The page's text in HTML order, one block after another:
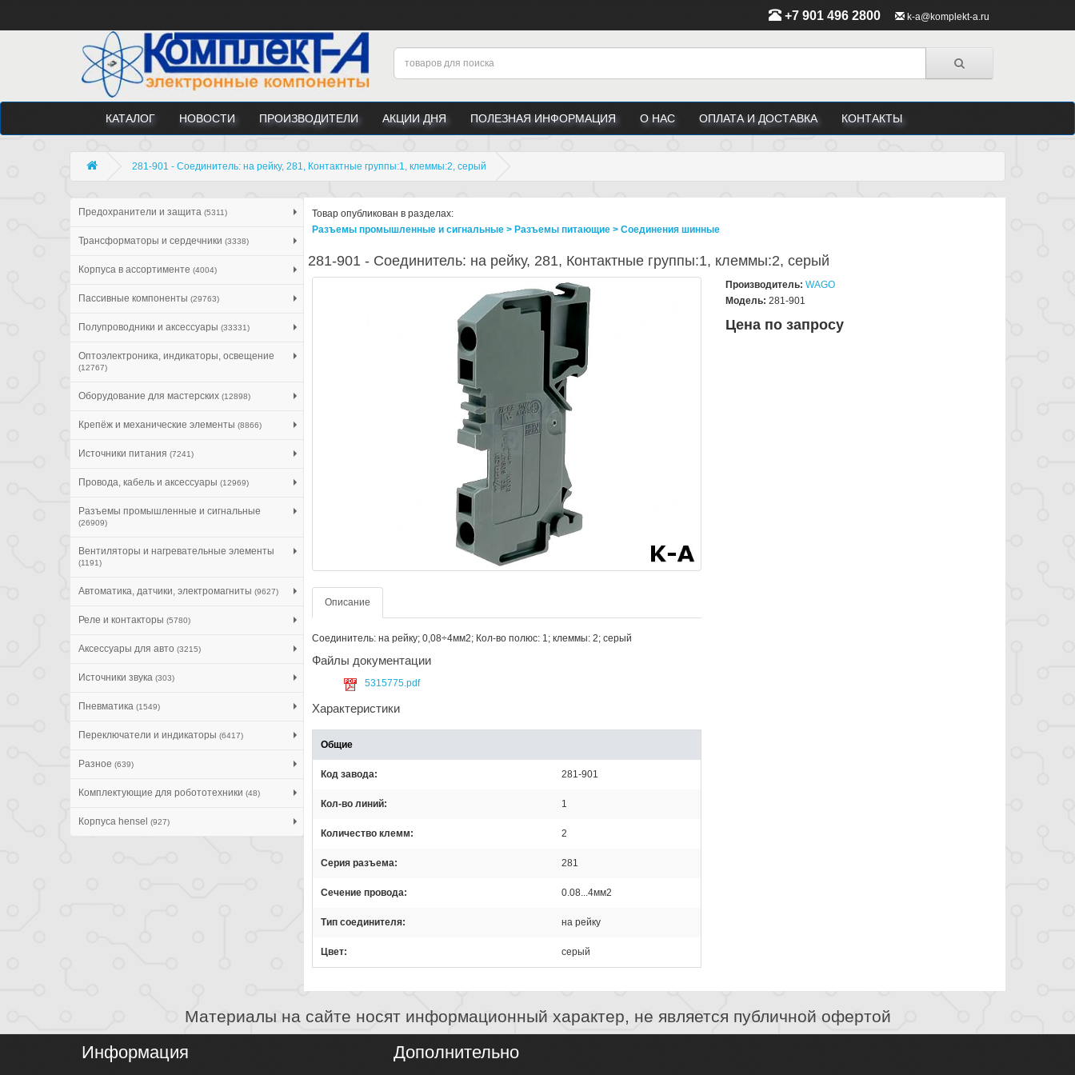
+7 901 496 2800 k-a@komplekt-a.ru
КАТАЛОГ НОВОСТИ ПРОИЗВОДИТЕЛИ АКЦИИ ДНЯ ПОЛЕЗНАЯ ИНФОРМАЦИЯ О НАС ОПЛАТА И ДОСТАВКА КОНТАКТЫ
281-901 - Соединитель: на рейку, 281, Контактные группы:1, клеммы:2, серый
Предохранители и защита (5311)
Трансформаторы и сердечники (3338)
Корпуса в ассортименте (4004)
Пассивные компоненты (29763)
Полупроводники и аксессуары (33331)
Оптоэлектроника, индикаторы, освещение
(12767)
Оборудование для мастерских (12898)
Крепёж и механические элементы (8866)
Источники питания (7241)
Провода, кабель и аксессуары (12969)
Разъемы промышленные и сигнальные
(26909)
Вентиляторы и нагревательные элементы
(1191)
Автоматика, датчики, электромагниты (9627)
Реле и контакторы (5780)
Аксессуары для авто (3215)
Источники звука (303)
Пневматика (1549)
Переключатели и индикаторы (6417)
Разное (639)
Комплектующие для робототехники (48)
Корпуса hensel (927)
Товар опубликован в разделах:
Разъемы промышленные и сигнальные > Разъeмы питающие > Соединения шинные
281-901 - Соединитель: на рейку, 281, Контактные группы:1, клеммы:2, серый
Описание
Соединитель: на рейку; 0,08÷4мм2; Кол-во полюс: 1; клеммы: 2; серый
Файлы документации
5315775.pdf
Характеристики
Общие
Код завода 281-901
Кол-во линий 1
Количество клемм 2
Серия разъема 281
Сечение провода 0.08...4мм2
Тип соединителя на рейку
Цвет серый
Производитель: WAGO
Модель: 281-901
Цена по запросу
Материалы на сайте носят информационный характер, не является публичной офертой
Информация Дополнительно